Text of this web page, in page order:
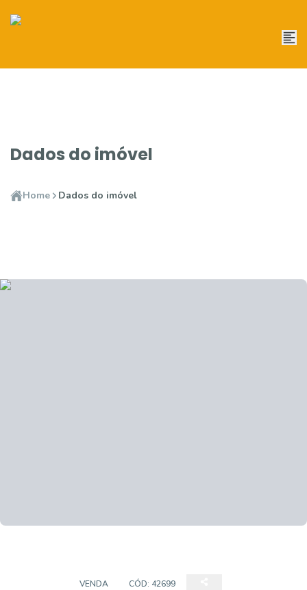
Dados do imóvel
Home Dados do imóvel
VENDA CÓD: 42699